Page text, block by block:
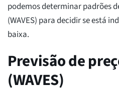
podemos determinar padrões
(WAVES) para decidir se está
baixa.
Previsão de
(WAVES)